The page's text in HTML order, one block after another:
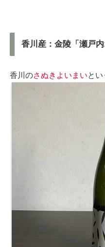
香川産：金陵「瀬戸内
香川のさぬきよいまいとい